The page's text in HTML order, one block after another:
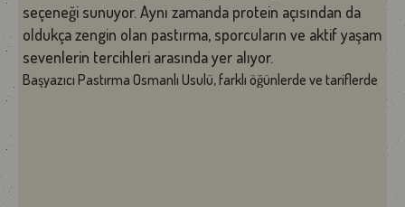
seçeneği sunuyor. Aynı zamanda protein açısından da
oldukça zengin olan pastırma, sporcuların ve aktif yaşam
sevenlerin tercihleri arasında yer alıyor.
Başyazıcı Pastırma Osmanlı Usulü, farklı öğünlerde ve tariflerde